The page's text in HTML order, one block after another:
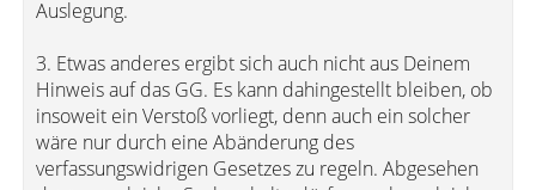
Auslegung.
3. Etwas anderes ergibt sich auch nicht aus Deinem
Hinweis auf das GG. Es kann dahingestellt bleiben, ob
insoweit ein Verstoß vorliegt, denn auch ein solcher
wäre nur durch eine Abänderung des
verfassungswidrigen Gesetzes zu regeln. Abgesehen